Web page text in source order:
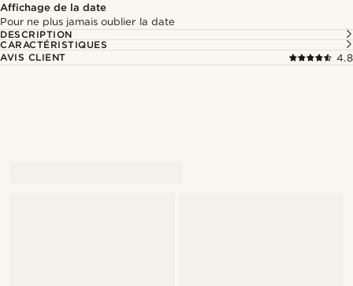
Affichage de la date
Pour ne plus jamais oublier la date
DESCRIPTION
CARACTÉRISTIQUES
AVIS CLIENT
4.8